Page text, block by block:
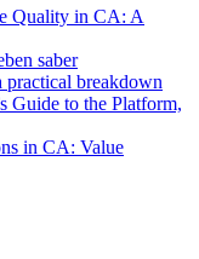
Quality in CA: A
saber
breakdown
Guide to the Platform,
in CA: Value